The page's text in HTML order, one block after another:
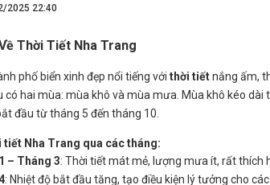
2025 22:40
Thời Tiết Nha Trang
phố biển xinh đẹp nổi tiếng với thời tiếtnắng ấm,
có hai mùa: mùa khô và mùa mưa. Mùa khô kéo
đầu từ tháng 5 đến tháng 10.
Nha Trang qua các tháng:
– Tháng 3: Thời tiết mát mẻ, lượng mưa ít, rất thích
: Nhiệt độ bắt đầu tăng, tạo điều kiện lý tưởng cho các